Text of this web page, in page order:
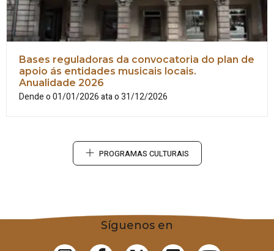
Bases reguladoras da convocatoria do plan de
apoio ás entidades musicais locais.
Anualidade 2026
Dende o 01/01/2026 ata o 31/12/2026
PROGRAMAS CULTURAIS
Síguenos en